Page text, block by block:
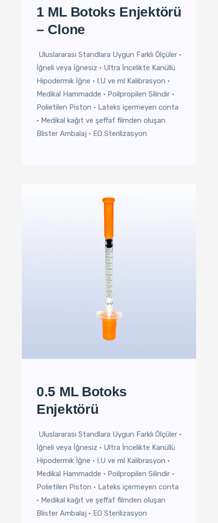
1 ML Botoks Enjektörü
– Clone
Uluslararası Standlara Uygun Farklı Ölçüler •
İğneli veya İğnesiz • Ultra İncelikte Kanüllü
Hipodermik İğne • I.U ve ml Kalibrasyon •
Medikal Hammadde • Poilpropilen Silindir •
Polietilen Piston • Lateks içermeyen conta
• Medikal kağıt ve şeffaf filmden oluşan
Blister Ambalaj • EO Sterilizasyon
0.5 ML Botoks
Enjektörü
Uluslararası Standlara Uygun Farklı Ölçüler •
İğneli veya İğnesiz • Ultra İncelikte Kanüllü
Hipodermik İğne • I.U ve ml Kalibrasyon •
Medikal Hammadde • Poilpropilen Silindir •
Polietilen Piston • Lateks içermeyen conta
• Medikal kağıt ve şeffaf filmden oluşan
Blister Ambalaj • EO Sterilizasyon